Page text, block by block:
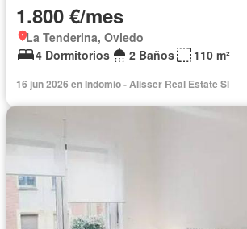
1.800 €/mes
La Tenderina, Oviedo
4 Dormitorios
2 Baños 110 m²
16 jun 2026 en Indomio - Alisser Real Estate Sl